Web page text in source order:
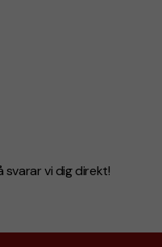
vi dig direkt!